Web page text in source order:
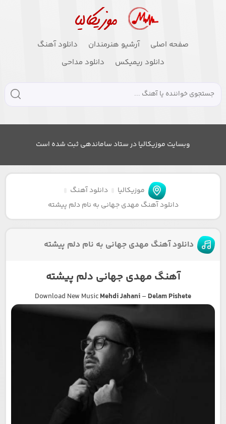
صفحه اصلی آرشیو هنرمندان
دانلود آهنگ
دانلود ریمیکس
دانلود مداحی
وبسایت موزیکالیا در ستاد ساماندهی ثبت شده است
موزیکالیا
دانلود آهنگ
دانلود آهنگ مهدی جهانی به نام دلم پیشته
دانلود آهنگ مهدی جهانی به نام دلم پیشته
آهنگ مهدی جهانی دلم پیشته
Download New MusicMehdi Jahani– Delam Pishete